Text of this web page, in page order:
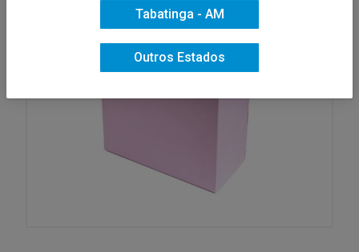
Tabatinga - AM
Outros Estados